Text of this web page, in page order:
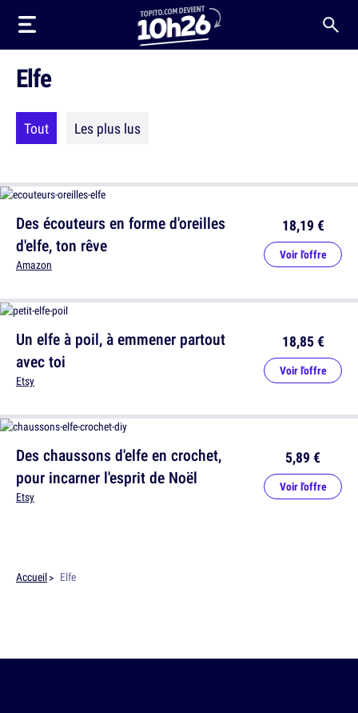
Elfe
Tout Les plus lus
Des écouteurs en forme d'oreilles
d'elfe, ton rêve
Amazon
18,19 €
Voir l'offre
Un elfe à poil, à emmener partout
avec toi
Etsy
18,85 €
Voir l'offre
Des chaussons d'elfe en crochet,
pour incarner l'esprit de Noël
Etsy
5,89 €
Voir l'offre
Accueil Elfe